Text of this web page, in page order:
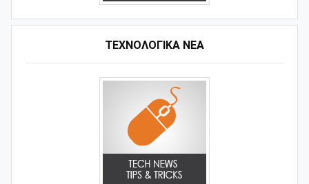
ΤΕΧΝΟΛΟΓΙΚΑ ΝΕΑ